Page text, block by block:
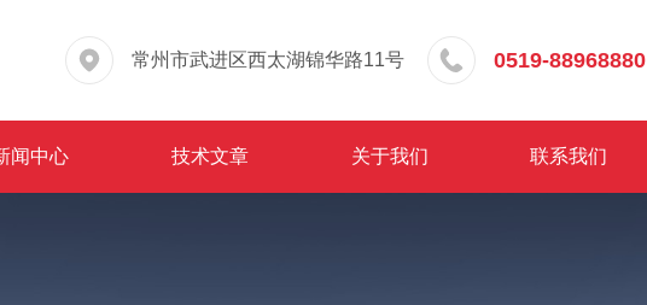
常州市武进区西太湖锦华路11号 0519-88968880
闻中心 技术文章 关于我们 联系我们